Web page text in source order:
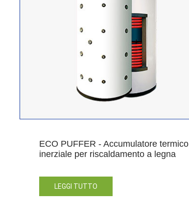
ECO PUFFER - Accumulatore termico
inerziale per riscaldamento a legna
LEGGI TUTTO